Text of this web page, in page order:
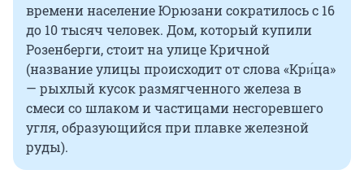
времени население Юрюзани сократилось с 16
до 10 тысяч человек. Дом, который купили
Розенберги, стоит на улице Кричной
(название улицы происходит от слова «Кри́ца»
— рыхлый кусок размягченного железа в
смеси со шлаком и частицами несгоревшего
угля, образующийся при плавке железной
руды).